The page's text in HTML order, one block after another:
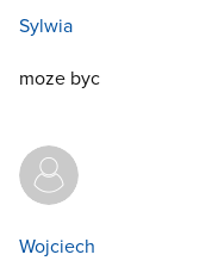
Sylwia
moze byc
Wojciech